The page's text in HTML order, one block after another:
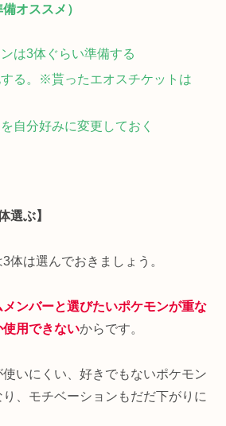
オススメ）
は3体ぐらい準備する
る。※貰ったエオスチケットは
自分好みに変更しておく
選ぶ】
体は選んでおきましょう。
メンバーと選びたいポケモンが重な
用できないからです。
いにくい、好きでもないポケモン
、モチベーションもだだ下がりに